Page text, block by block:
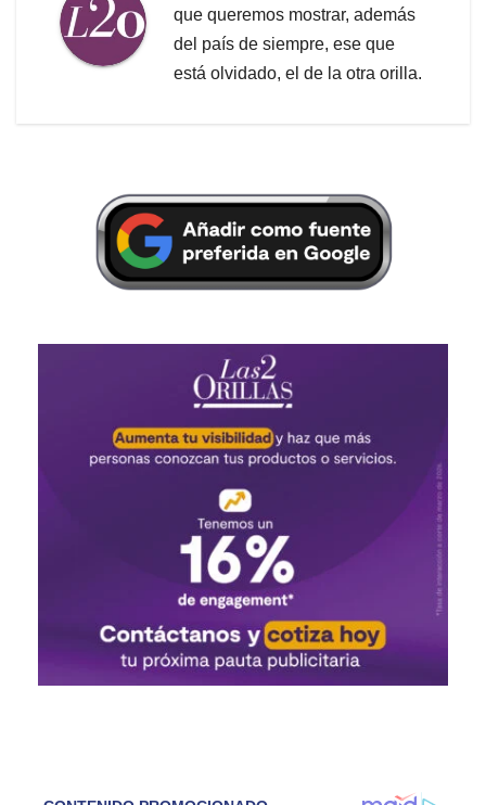
que queremos mostrar, además
del país de siempre, ese que
está olvidado, el de la otra orilla.